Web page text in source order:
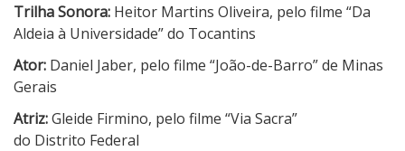
Trilha Sonora: Heitor Martins Oliveira, pelo filme “Da
Aldeia à Universidade” do Tocantins
Ator: Daniel Jaber, pelo filme “João-de-Barro” de Minas
Gerais
Atriz:Gleide Firmino, pelo filme “Via Sacra”
do Distrito Federal